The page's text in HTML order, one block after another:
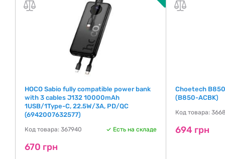
HOCO Sabio fully compatible power bank
with 3 cables J132 10000mAh
1USB/1Type-C, 22.5W/3A, PD/QC
(6942007632577)
Код товара: 367940 Есть на складе
670 грн
Choetech
(B850-ACBK)
Код товара:
694 грн